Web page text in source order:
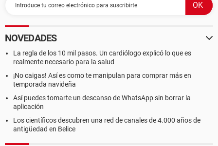
NOVEDADES
La regla de los 10 mil pasos. Un cardiólogo explicó lo que es
realmente necesario para la salud
¡No caigas! Así es como te manipulan para comprar más en
temporada navideña
Así puedes tomarte un descanso de WhatsApp sin borrar la
aplicación
Los científicos descubren una red de canales de 4.000 años de
antigüedad en Belice